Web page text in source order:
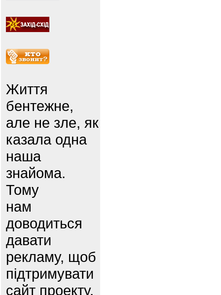
Життя
бентежне,
але не зле, як
казала одна
наша
знайома.
Тому
нам
доводиться
давати
рекламу, щоб
підтримувати
сайт проекту.